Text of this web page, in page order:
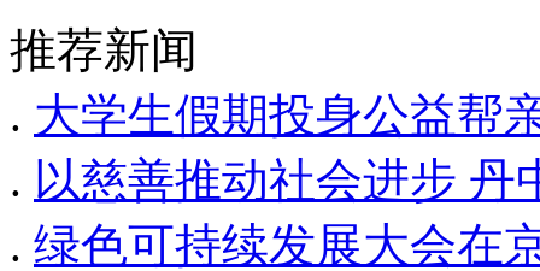
推荐新闻
. 大学生假期投身公益帮
. 以慈善推动社会进步 丹
. 绿色可持续发展大会在